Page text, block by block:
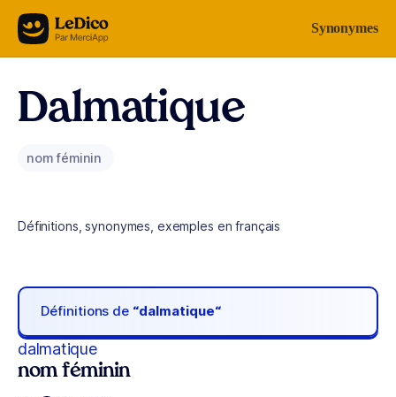
Aller au contenu Synonymes
Dalmatique
nom féminin
Définitions, synonymes, exemples en français
Définitions de “dalmatique“
dalmatique
nom féminin